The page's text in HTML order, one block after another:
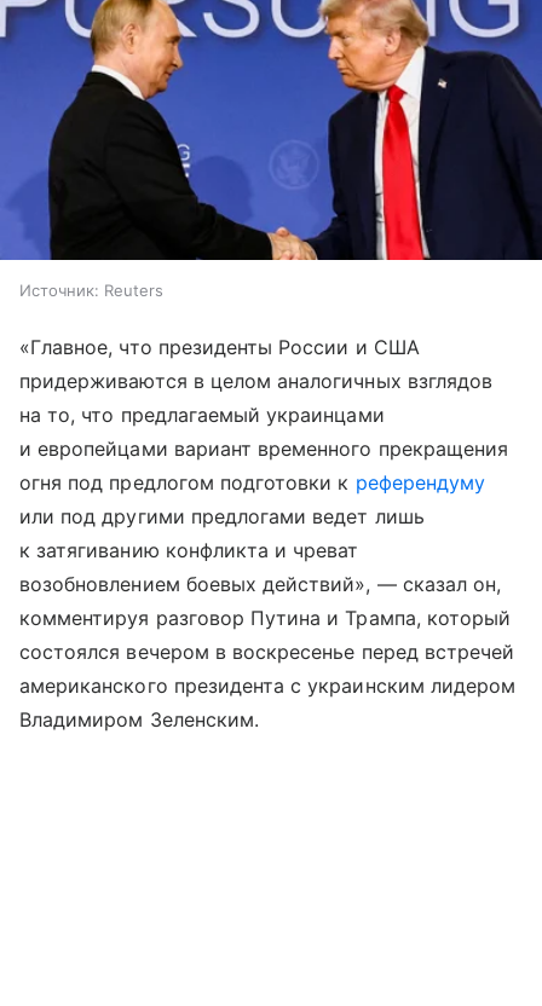
Источник: Reuters
«Главное, что президенты России и США
придерживаются в целом аналогичных взглядов
на то, что предлагаемый украинцами
и европейцами вариант временного прекращения
огня под предлогом подготовки к референдуму
или под другими предлогами ведет лишь
к затягиванию конфликта и чреват
возобновлением боевых действий», — сказал он,
комментируя разговор Путина и Трампа, который
состоялся вечером в воскресенье перед встречей
американского президента с украинским лидером
Владимиром Зеленским.